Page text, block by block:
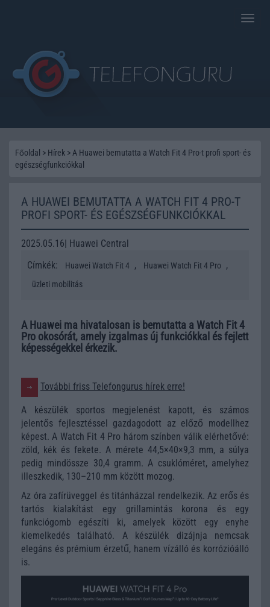
Toggle
Főoldal > Hírek > A Huawei bemutatta a Watch Fit 4 Pro-t profi sport- és
egészségfunkciókkal
A HUAWEI BEMUTATTA A WATCH FIT 4 PRO-T
PROFI SPORT- ÉS EGÉSZSÉGFUNKCIÓKKAL
2025.05.16| Huawei Central
Címkék:
Huawei Watch Fit 4 , Huawei Watch Fit 4 Pro ,
üzleti mobilitás
A Huawei ma hivatalosan is bemutatta a Watch Fit 4
Pro okosórát, amely izgalmas új funkciókkal és fejlett
képességekkel érkezik.
További friss Telefongurus hírek erre!
A készülék sportos megjelenést kapott, és számos
jelentős fejlesztéssel gazdagodott az előző modellhez
képest. A Watch Fit 4 Pro három színben válik elérhetővé:
zöld, kék és fekete. A mérete 44,5×40×9,3 mm, a súlya
pedig mindössze 30,4 gramm. A csuklóméret, amelyhez
illeszkedik, 130–210 mm között mozog.
Az óra zafírüveggel és titánházzal rendelkezik. Az erős és
tartós kialakítást egy grillamintás korona és egy
funkciógomb egészíti ki, amelyek között egy enyhe
kiemelkedés található. A készülék dizájnja nemcsak
elegáns és prémium érzetű, hanem vízálló és korrózióálló
is.